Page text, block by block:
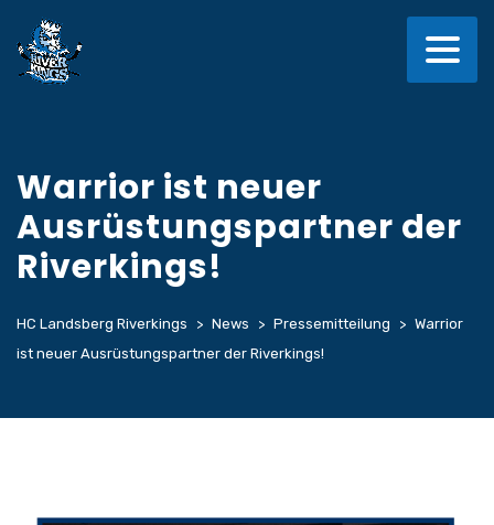
Warrior ist neuer
Ausrüstungspartner der
Riverkings!
HC Landsberg Riverkings > News > Pressemitteilung > Warrior
ist neuer Ausrüstungspartner der Riverkings!